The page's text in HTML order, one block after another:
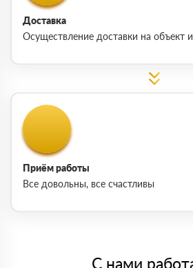
Доставка
Осуществление доставки на объект
Приём работы
Все довольны, все счастливы
С нами